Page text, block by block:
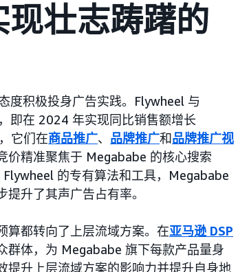
壮志踌躇的
度积极投身广告实践。Flywheel 与
即在 2024 年实现同比销售额增长
它们在商品推广、 品牌推广和品牌推广视
价精准聚焦于 Megababe 的核心搜索
的专有算法和工具，Megababe
升了其声广告占有率。
算都转向了上层流域方案。在亚马逊 DSP
群体，为 Megababe 旗下每款产品量身
提升上层流域方案的影响力并提升自身地